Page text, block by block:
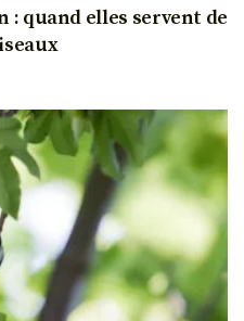
: quand elles servent de